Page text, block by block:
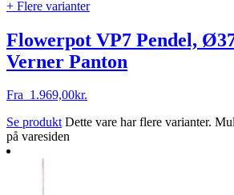
+ Flere varianter
Flowerpot VP7 Pendel,
Verner Panton
Fra 1.969,00kr.
Se produkt Dette vare har flere varianter.
på varesiden